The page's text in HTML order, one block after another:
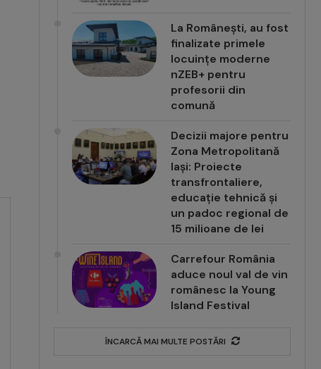
La Românești, au fost
finalizate primele
locuințe moderne
nZEB+ pentru
profesorii din
comună
Decizii majore pentru
Zona Metropolitană
Iași: Proiecte
transfrontaliere,
educație tehnică și
un padoc regional de
15 milioane de lei
Carrefour România
aduce noul val de vin
românesc la Young
Island Festival
ÎNCARCĂ MAI MULTE POSTĂRI